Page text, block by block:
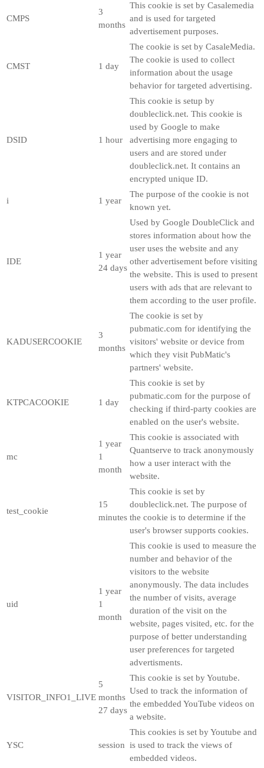
CMPS
3
months
This cookie is set by Casalemedia
and is used for targeted
advertisement purposes.
CMST 1 day
The cookie is set by CasaleMedia.
The cookie is used to collect
information about the usage
behavior for targeted advertising.
DSID 1 hour
This cookie is setup by
doubleclick.net. This cookie is
used by Google to make
advertising more engaging to
users and are stored under
doubleclick.net. It contains an
encrypted unique ID.
i 1 year
The purpose of the cookie is not
known yet.
IDE
1 year
24 days
Used by Google DoubleClick and
stores information about how the
user uses the website and any
other advertisement before visiting
the website. This is used to present
users with ads that are relevant to
them according to the user profile.
KADUSERCOOKIE
3
months
The cookie is set by
pubmatic.com for identifying the
visitors' website or device from
which they visit PubMatic's
partners' website.
KTPCACOOKIE 1 day
This cookie is set by
pubmatic.com for the purpose of
checking if third-party cookies are
enabled on the user's website.
mc
1 year
1
month
This cookie is associated with
Quantserve to track anonymously
how a user interact with the
website.
test_cookie
15
minutes
This cookie is set by
doubleclick.net. The purpose of
the cookie is to determine if the
user's browser supports cookies.
uid
1 year
1
month
This cookie is used to measure the
number and behavior of the
visitors to the website
anonymously. The data includes
the number of visits, average
duration of the visit on the
website, pages visited, etc. for the
purpose of better understanding
user preferences for targeted
advertisments.
VISITOR_INFO1_LIVE
5
months
27 days
This cookie is set by Youtube.
Used to track the information of
the embedded YouTube videos on
a website.
YSC session
This cookies is set by Youtube and
is used to track the views of
embedded videos.